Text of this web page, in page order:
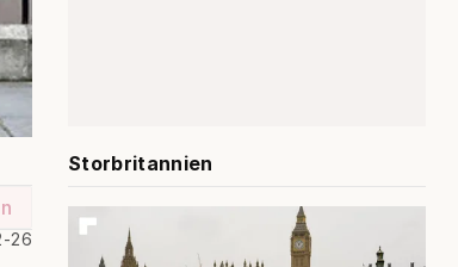
26
Storbritannien